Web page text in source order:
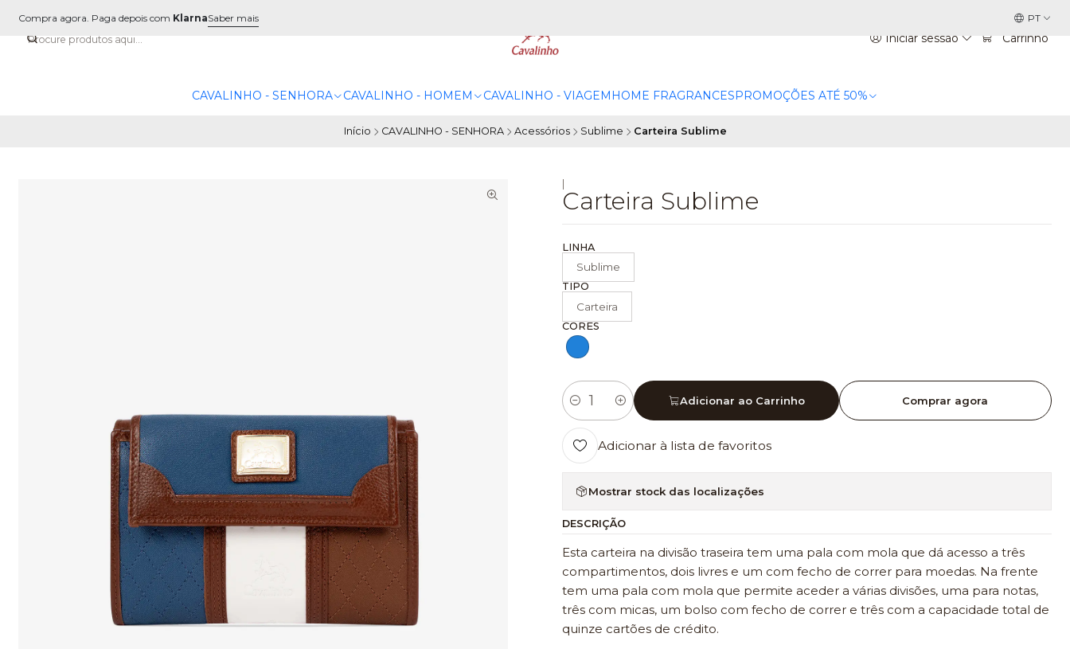
Iniciar sessão Carrinho
CAVALINHO - SENHORA CAVALINHO - HOMEM CAVALINHO - VIAGEM HOME FRAGRANCESPROMOÇÕES ATÉ 50%
Compra agora. Paga depois com KlarnaSaber mais PT
Início CAVALINHO - SENHORA Acessórios Sublime Carteira Sublime
Carteira Sublime
LINHA
Sublime
TIPO
Carteira
CORES
Quantidade
Adicionar ao Carrinho Comprar agora
Adicionar à lista de favoritos
Mostrar stock das localizações
DESCRIÇÃO
Esta carteira na divisão traseira tem uma pala com mola que dá acesso a três
compartimentos, dois livres e um com fecho de correr para moedas. Na frente
tem uma pala com mola que permite aceder a várias divisões, uma para notas,
três com micas, um bolso com fecho de correr e três com a capacidade total de
quinze cartões de crédito.